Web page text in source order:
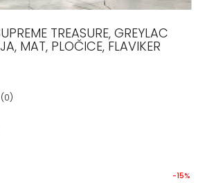
TREASURE, GREYLAC
MAT, PLOČICE, FLAVIKER
(0)
-15%